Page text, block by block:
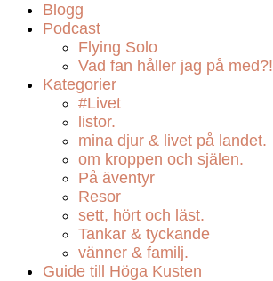
Blogg
Podcast
Flying Solo
Vad fan håller jag på med?!
Kategorier
#Livet
listor.
mina djur & livet på landet.
om kroppen och själen.
På äventyr
Resor
sett, hört och läst.
Tankar & tyckande
vänner & familj.
Guide till Höga Kusten